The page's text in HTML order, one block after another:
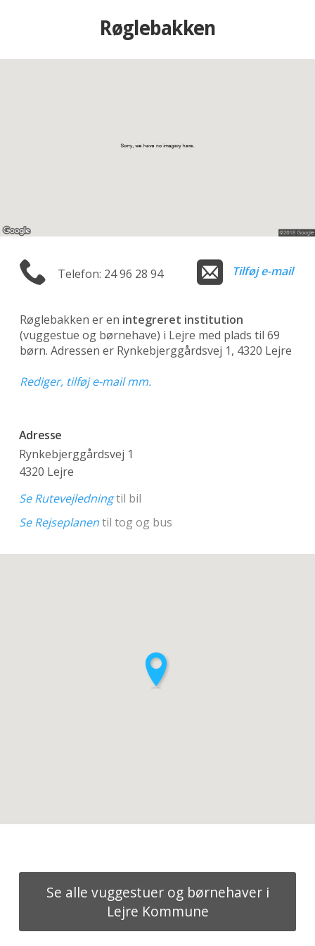
Røglebakken
Telefon: 24 96 28 94 Tilføj e-mail
Røglebakken er en integreret institution
(vuggestue og børnehave) i Lejre med plads til 69
børn. Adressen er Rynkebjerggårdsvej 1, 4320 Lejre
Rediger, tilføj e-mail mm.
Adresse
Rynkebjerggårdsvej 1
4320 Lejre
Se Rutevejledningtil bil
Se Rejseplanentil tog og bus
Se alle vuggestuer og børnehaver i
Lejre Kommune